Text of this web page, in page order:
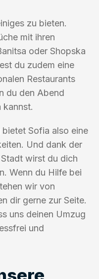
zu bieten.
mit ihren
oder Shopska
du zudem eine
Restaurants
du den Abend
kannst.
Sofia also eine
Und dank der
wirst du dich
Wenn du Hilfe bei
wir von
dir gerne zur Seite.
uns deinen Umzug
und